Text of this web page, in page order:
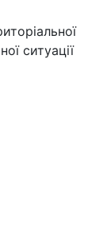
ситуації